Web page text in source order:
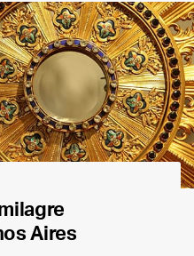
Aires